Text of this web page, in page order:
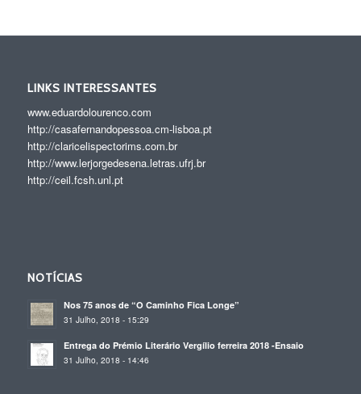
LINKS INTERESSANTES
www.eduardolourenco.com
http://casafernandopessoa.cm-lisboa.pt
http://claricelispectorims.com.br
http://www.lerjorgedesena.letras.ufrj.br
http://ceil.fcsh.unl.pt
NOTÍCIAS
Nos 75 anos de “O Caminho Fica Longe”
31 Julho, 2018 - 15:29
Entrega do Prémio Literário Vergílio ferreira 2018 -Ensaio
31 Julho, 2018 - 14:46